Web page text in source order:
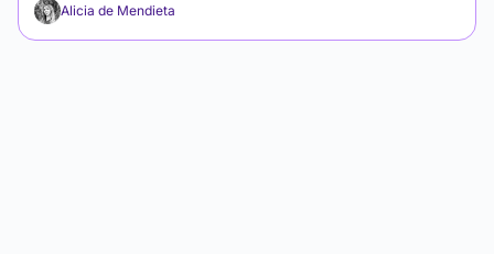
Alicia de Mendieta